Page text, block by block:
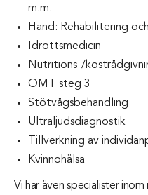
m.m.
Hand: Rehabilitering
Idrottsmedicin
Nutritions-/
OMT steg 3
Stötvågsbehandling
Ultraljudsdiagnostik
Tillverkning av
Kvinnohälsa
Vi har även specialister